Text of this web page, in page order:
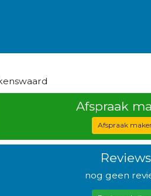
Afspraak
Afspraak
Reviews
nog geen